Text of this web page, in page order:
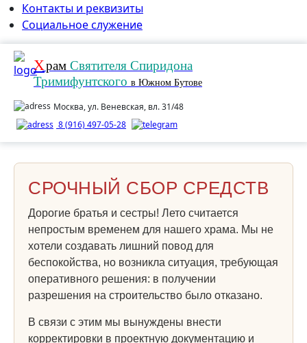
Контакты и реквизиты
Социальное служение
Храм Святителя Спиридона
Тримифунтского в Южном Бутове
Москва, ул. Веневская, вл. 31/48
8 (916) 497-05-28
СРОЧНЫЙ СБОР СРЕДСТВ
Дорогие братья и сестры! Лето считается
непростым временем для нашего храма. Мы не
хотели создавать лишний повод для
беспокойства, но возникла ситуация, требующая
оперативного решения: в получении
разрешения на строительство было отказано.
В связи с этим мы вынуждены внести
корректировки в проектную документацию и